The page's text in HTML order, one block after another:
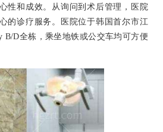
性和成效。从询问到术后管理，医院
的诊疗服务。医院位于韩国首尔市江
B/D全栋，乘坐地铁或公交车均可方便